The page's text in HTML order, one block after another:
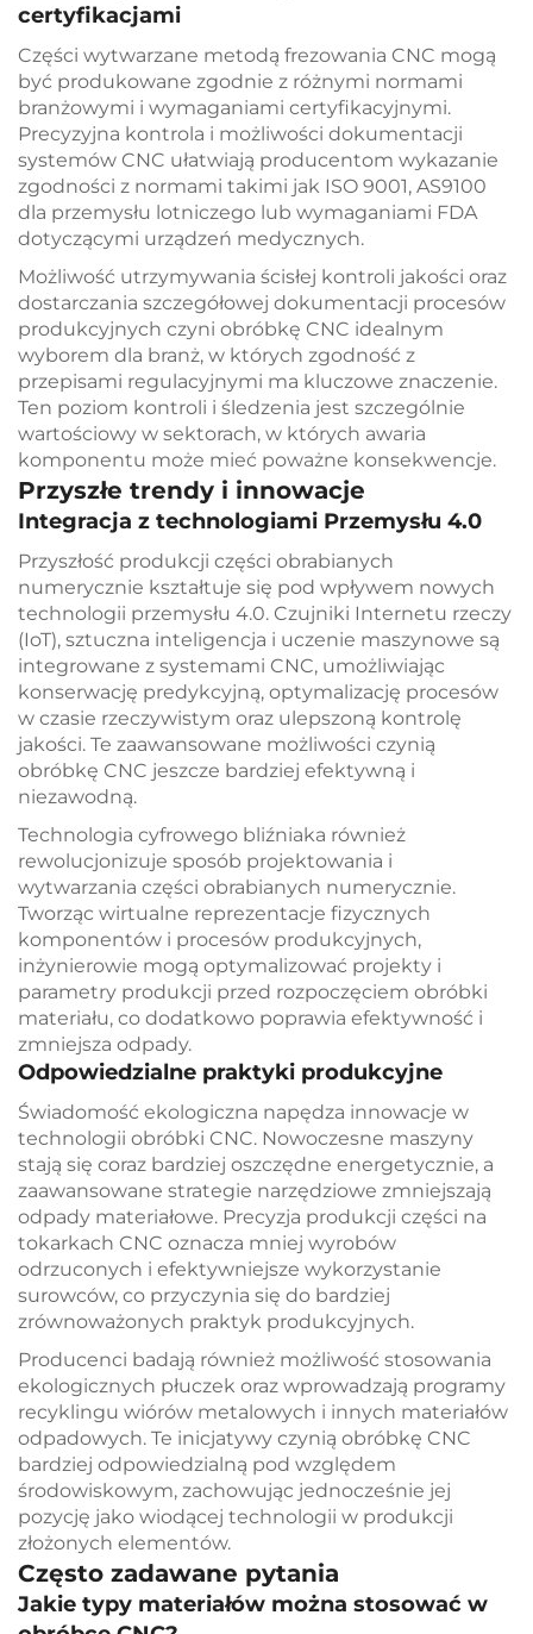
certyfikacjami
Części wytwarzane metodą frezowania CNC mogą
być produkowane zgodnie z różnymi normami
branżowymi i wymaganiami certyfikacyjnymi.
Precyzyjna kontrola i możliwości dokumentacji
systemów CNC ułatwiają producentom wykazanie
zgodności z normami takimi jak ISO 9001, AS9100
dla przemysłu lotniczego lub wymaganiami FDA
dotyczącymi urządzeń medycznych.
Możliwość utrzymywania ścisłej kontroli jakości oraz
dostarczania szczegółowej dokumentacji procesów
produkcyjnych czyni obróbkę CNC idealnym
wyborem dla branż, w których zgodność z
przepisami regulacyjnymi ma kluczowe znaczenie.
Ten poziom kontroli i śledzenia jest szczególnie
wartościowy w sektorach, w których awaria
komponentu może mieć poważne konsekwencje.
Przyszłe trendy i innowacje
Integracja z technologiami Przemysłu 4.0
Przyszłość produkcji części obrabianych
numerycznie kształtuje się pod wpływem nowych
technologii przemysłu 4.0. Czujniki Internetu rzeczy
(IoT), sztuczna inteligencja i uczenie maszynowe są
integrowane z systemami CNC, umożliwiając
konserwację predykcyjną, optymalizację procesów
w czasie rzeczywistym oraz ulepszoną kontrolę
jakości. Te zaawansowane możliwości czynią
obróbkę CNC jeszcze bardziej efektywną i
niezawodną.
Technologia cyfrowego bliźniaka również
rewolucjonizuje sposób projektowania i
wytwarzania części obrabianych numerycznie.
Tworząc wirtualne reprezentacje fizycznych
komponentów i procesów produkcyjnych,
inżynierowie mogą optymalizować projekty i
parametry produkcji przed rozpoczęciem obróbki
materiału, co dodatkowo poprawia efektywność i
zmniejsza odpady.
Odpowiedzialne praktyki produkcyjne
Świadomość ekologiczna napędza innowacje w
technologii obróbki CNC. Nowoczesne maszyny
stają się coraz bardziej oszczędne energetycznie, a
zaawansowane strategie narzędziowe zmniejszają
odpady materiałowe. Precyzja produkcji części na
tokarkach CNC oznacza mniej wyrobów
odrzuconych i efektywniejsze wykorzystanie
surowców, co przyczynia się do bardziej
zrównoważonych praktyk produkcyjnych.
Producenci badają również możliwość stosowania
ekologicznych płuczek oraz wprowadzają programy
recyklingu wiórów metalowych i innych materiałów
odpadowych. Te inicjatywy czynią obróbkę CNC
bardziej odpowiedzialną pod względem
środowiskowym, zachowując jednocześnie jej
pozycję jako wiodącej technologii w produkcji
złożonych elementów.
Często zadawane pytania
Jakie typy materiałów można stosować w